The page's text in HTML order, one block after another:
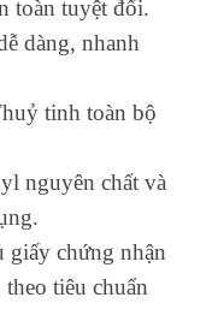
toàn tuyệt đối.
dàng, nhanh
tinh toàn bộ
nguyên chất và
giấy chứng nhận
tiêu chuẩn